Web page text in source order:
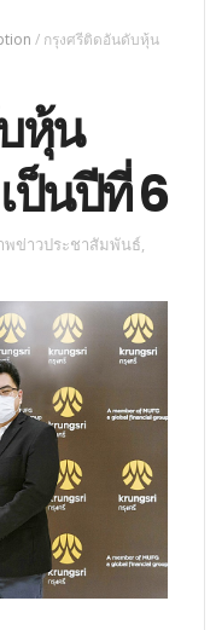
/ กรุงศรีติดอันดับหุ้น
หุ้น
ป็นปีที่ 6
พข่าวประชาสัมพันธ์,